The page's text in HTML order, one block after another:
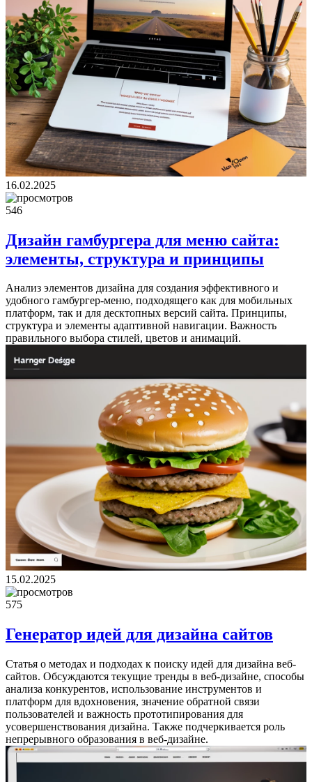
16.02.2025
546
Дизайн гамбургера для меню сайта:
элементы, структура и принципы
Анализ элементов дизайна для создания эффективного и
удобного гамбургер-меню, подходящего как для мобильных
платформ, так и для десктопных версий сайта. Принципы,
структура и элементы адаптивной навигации. Важность
правильного выбора стилей, цветов и анимаций.
15.02.2025
575
Генератор идей для дизайна сайтов
Статья о методах и подходах к поиску идей для дизайна веб-
сайтов. Обсуждаются текущие тренды в веб-дизайне, способы
анализа конкурентов, использование инструментов и
платформ для вдохновения, значение обратной связи
пользователей и важность прототипирования для
усовершенствования дизайна. Также подчеркивается роль
непрерывного образования в веб-дизайне.